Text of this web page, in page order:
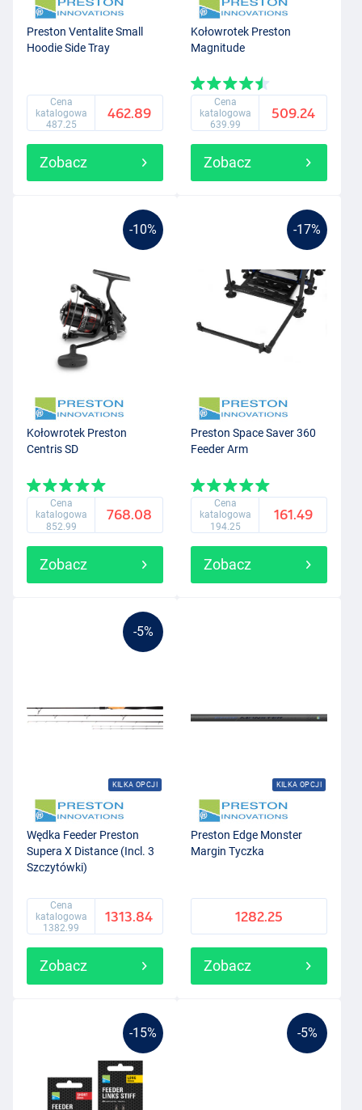
Preston Ventalite Small
Hoodie Side Tray
Cena
katalogowa
487.25
462.89
Zobacz
Kołowrotek Preston
Magnitude
Cena
katalogowa
639.99
509.24
Zobacz
-10%
Kołowrotek Preston
Centris SD
Cena
katalogowa
852.99
768.08
Zobacz
-17%
Preston Space Saver 360
Feeder Arm
Cena
katalogowa
194.25
161.49
Zobacz
-5%
KILKA OPCJI
Wędka Feeder Preston
Supera X Distance (Incl. 3
Szczytówki)
Cena
katalogowa
1382.99
1313.84
Zobacz
KILKA OPCJI
Preston Edge Monster
Margin Tyczka
1282.25
Zobacz
-15% -5%